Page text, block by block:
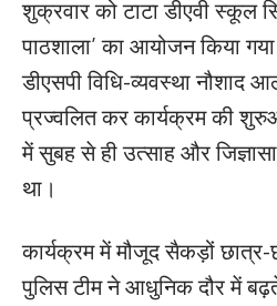
शुक्रवार को टाटा डीएवी स्कूल
पाठशाला’ का आयोजन किया
डीएसपी विधि-व्यवस्था नौशाद
प्रज्वलित कर कार्यक्रम की
में सुबह से ही उत्साह और
था।
कार्यक्रम में मौजूद सैकड़ों
पुलिस टीम ने आधुनिक दौर में